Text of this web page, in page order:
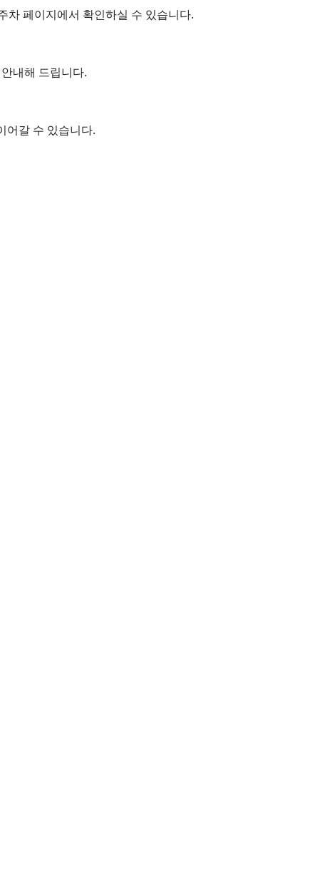
요예배는 오전 10시 30분, 금요철야기도회는
페이지에서 확인하실 수 있습니다.
내해 드립니다.
갈 수 있습니다.